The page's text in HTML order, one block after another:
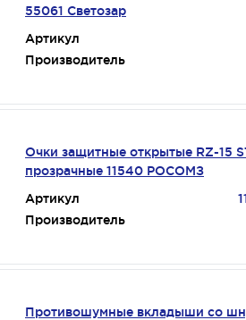
55061 Светозар
Артикул
Производитель
Очки защитные открытые RZ-15
прозрачные 11540 РОСОМЗ
Артикул
Производитель
Противошумные вкладыши со